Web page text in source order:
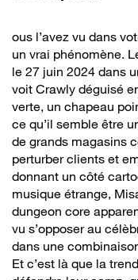
ous l’avez vu dans
un vrai phénomène.
le 27 juin 2024 dans
voit Crawly déguisé
verte, un chapeau
ce qu’il semble être
de grands magasins
perturber clients et
donnant un côté
musique étrange,
dungeon core
vu s’opposer au
dans une
Et c’est là que la